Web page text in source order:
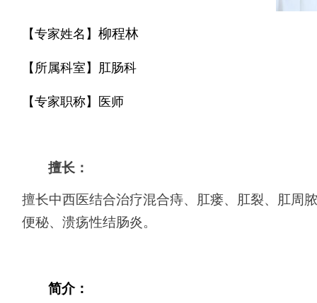
【专家姓名】 柳程林
【所属科室】肛肠科
【专家职称】医师
擅长：
擅长中西医结合治疗混合痔、肛瘘、肛裂、肛周
便秘、溃疡性结肠炎。
简介：